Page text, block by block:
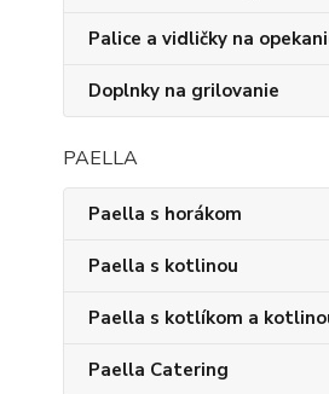
Palice a vidličky na
Doplnky na grilovanie
PAELLA
Paella s horákom
Paella s kotlinou
Paella s kotlíkom a
Paella Catering